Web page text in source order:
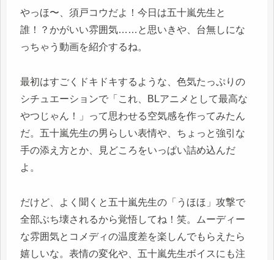
0:14
やっほ〜、須戸コウだよ！今日は五十嵐先生と
誰！？かがいい雰囲気……と思いきや、台無しにな
っちゃう動画を紹介するね。
最初はすごくドキドキするような、色気たっぷりの
シチュエーションで「これ、BLアニメとして最高な
やつじゃん！」って思わせる空気感を作ってみたん
だ。五十嵐先生の男らしい表情や、ちょっと強引な
手の添え方とか、見どころをいっぱい詰め込んだ
よ。
だけど、よく聞くと五十嵐先生の「うほほ」攻撃で
全部ぶち壊されるから覚悟してね！笑。ムーディー
な雰囲気とコメディの温度差を楽しんでもらえたら
嬉しいな。表情の変化や、五十嵐先生ボイスにも注